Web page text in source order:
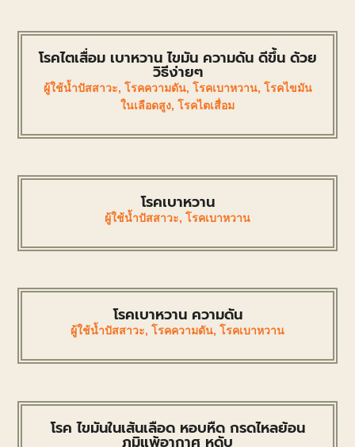
โรคไตเสื่อม เบาหวาน ไขมัน ความดัน ดีขึ้น ด้วย
วิธีง่ายๆ
ผู้ใช้น้ำปัสสาวะ, โรคความดัน, โรคเบาหวาน, โรคไขมัน
ในเลือดสูง, โรคไตเสื่อม
โรคเบาหวาน
ผู้ใช้น้ำปัสสาวะ, โรคเบาหวาน
โรคเบาหวาน ความดัน
ผู้ใช้น้ำปัสสาวะ, โรคความดัน, โรคเบาหวาน
โรค ไขมันในเส้นเลือด หอบหืด กรดไหลย้อน
ภูมิแพ้อากาศ หูดับ